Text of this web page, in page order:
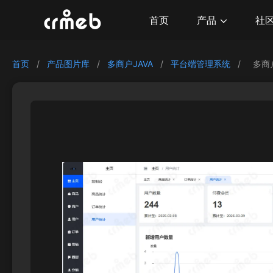
首页 产品 社
首页 / 产品图片库 / 多商户JAVA / 平台端管理系统 / 多商